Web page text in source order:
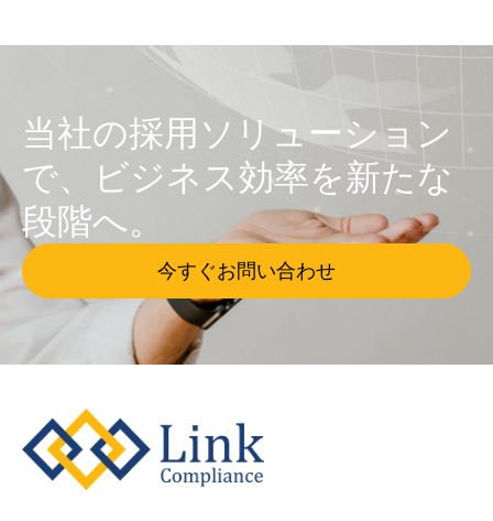
当社の採用ソリューション
で、ビジネス効率を新たな
段階へ。
今すぐお問い合わせ